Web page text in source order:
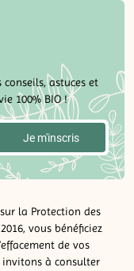
astuces et
100% BIO !
la Protection des
vous bénéficiez
de vos
à consulter